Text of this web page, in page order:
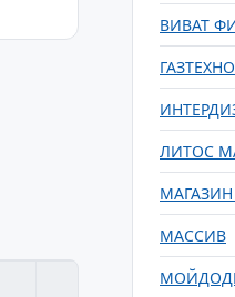
ВИВАТ
ГАЗТЕХНО
ЛИТОС
МАССИВ